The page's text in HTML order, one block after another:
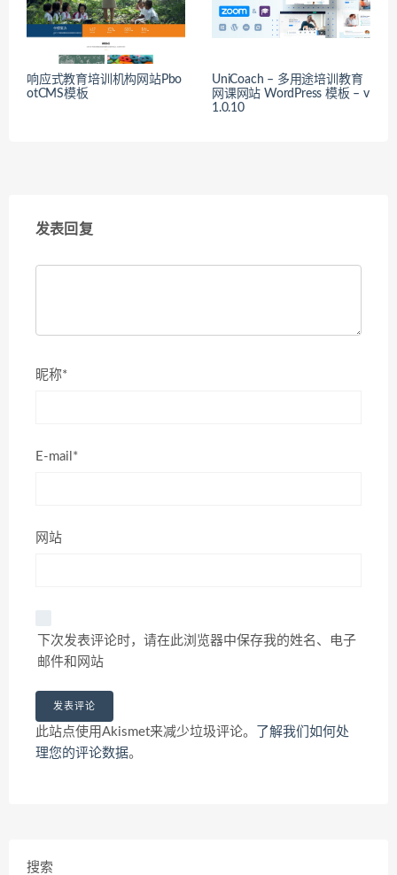
响应式教育培训机构网站Pbo
otCMS模板
UniCoach – 多用途培训教育
网课网站 WordPress 模板 – v
1.0.10
发表回复
昵称*
E-mail*
网站
下次发表评论时，请在此浏览器中保存我的姓名、电子
邮件和网站
此站点使用Akismet来减少垃圾评论。
了解我们如何处
理您的评论数据。
搜索